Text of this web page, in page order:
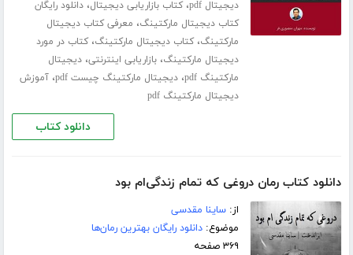
دیجیتال pdf ،کتاب بازاریابی دیجیتال،دانلود رایگان
کتاب دیجیتال مارکتینگ، معرفی کتاب دیجیتال
مارکتینگ،کتاب دیجیتال مارکتینگ،کتاب در مورد
دیجیتال مارکتینگ،بازاریابی اینترنتی،دیجیتال
مارکتینگ pdf
،دیجیتال مارکتینگ چیست pdf ،آموزش
دیجیتال مارکتینگ pdf
دانلود کتاب
دانلود کتاب رمان دروغی که تمام زندگی‌ام بود
از:ساینا مقدسی
موضوع:دانلود رایگان بهترین رمان‌ها
۳۶۹ صفحه